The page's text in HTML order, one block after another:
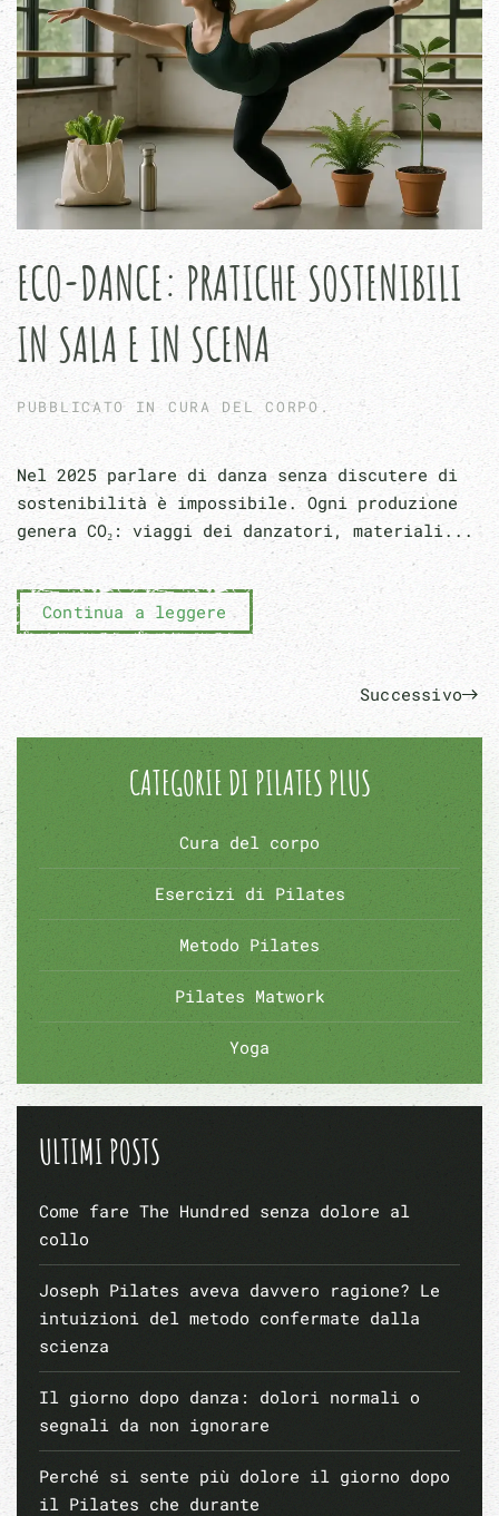
ECO-DANCE: PRATICHE SOSTENIBILI
IN SALA E IN SCENA
PUBBLICATO IN CURA DEL CORPO .
Nel 2025 parlare di danza senza discutere di
sostenibilità è impossibile. Ogni produzione
genera CO₂: viaggi dei danzatori, materiali...
Continua a leggere
Successivo
CATEGORIE DI PILATES PLUS
Cura del corpo
Esercizi di Pilates
Metodo Pilates
Pilates Matwork
Yoga
ULTIMI POSTS
Come fare The Hundred senza dolore al
collo
Joseph Pilates aveva davvero ragione? Le
intuizioni del metodo confermate dalla
scienza
Il giorno dopo danza: dolori normali o
segnali da non ignorare
Perché si sente più dolore il giorno dopo
il Pilates che durante